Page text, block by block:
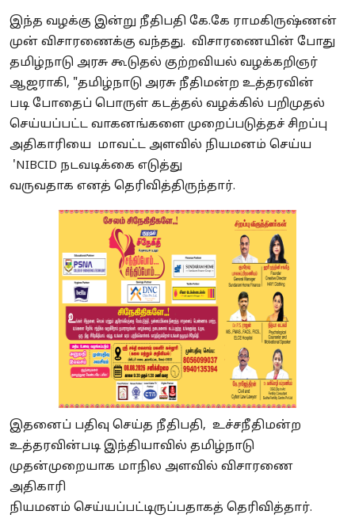
இந்த வழக்கு இன்று நீதிபதி கே.கே ராமகிருஷ்ணன்
முன் விசாரணைக்கு வந்தது. விசாரணையின் போது
தமிழ்நாடு அரசு கூடுதல் குற்றவியல் வழக்கறிஞர்
ஆஜராகி, "தமிழ்நாடு அரசு நீதிமன்ற உத்தரவின்
படி போதைப் பொருள் கடத்தல் வழக்கில் பறிமுதல்
செய்யப்பட்ட வாகனங்களை முறைப்படுத்தச் சிறப்பு
அதிகாரியை மாவட்ட அளவில் நியமனம் செய்ய
'NIBCID நடவடிக்கை எடுத்து
வருவதாக எனத் தெரிவித்திருந்தார்.
இதனைப் பதிவு செய்த நீதிபதி, உச்சநீதிமன்ற
உத்தரவின்படி இந்தியாவில் தமிழ்நாடு
முதன்முறையாக மாநில அளவில் விசாரணை
அதிகாரி
நியமனம் செய்யப்பட்டிருப்பதாகத் தெரிவித்தார்.